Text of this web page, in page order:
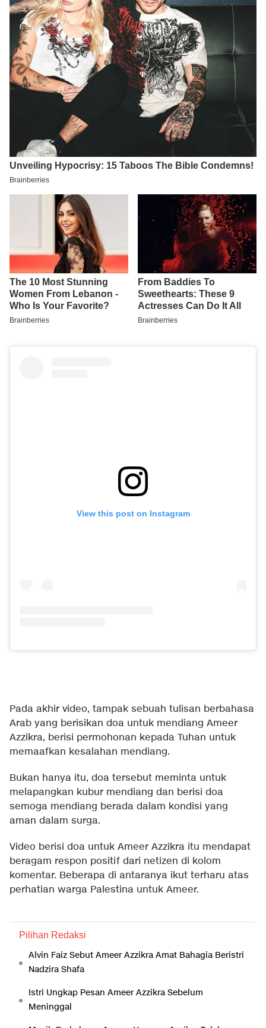
View this post on Instagram
Pada akhir video, tampak sebuah tulisan berbahasa
Arab yang berisikan doa untuk mendiang Ameer
Azzikra, berisi permohonan kepada Tuhan untuk
memaafkan kesalahan mendiang.
Bukan hanya itu, doa tersebut meminta untuk
melapangkan kubur mendiang dan berisi doa
semoga mendiang berada dalam kondisi yang
aman dalam surga.
Video berisi doa untuk Ameer Azzikra itu mendapat
beragam respon positif dari netizen di kolom
komentar. Beberapa di antaranya ikut terharu atas
perhatian warga Palestina untuk Ameer.
Pilihan Redaksi
Alvin Faiz Sebut Ameer Azzikra Amat Bahagia Beristri
Nadzira Shafa
Istri Ungkap Pesan Ameer Azzikra Sebelum
Meninggal